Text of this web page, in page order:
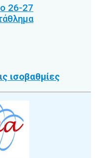
26-27
ισοβαθμίες